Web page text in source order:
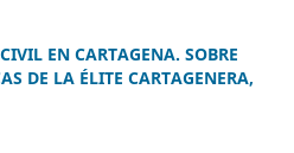
EN CARTAGENA. SOBRE
DE LA ÉLITE CARTAGENERA,